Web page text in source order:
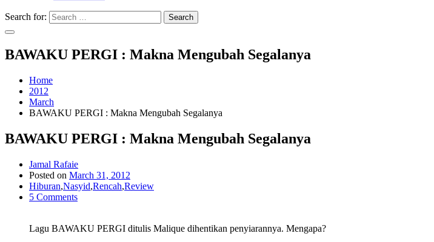
Search for: Search
BAWAKU PERGI : Makna Mengubah Segalanya
Home
2012
March
BAWAKU PERGI : Makna Mengubah Segalanya
BAWAKU PERGI : Makna Mengubah Segalanya
Jamal Rafaie
Posted on March 31, 2012
Hiburan,Nasyid,Rencah,Review
5 Comments
Lagu BAWAKU PERGI ditulis Malique dihentikan penyiarannya. Mengapa?